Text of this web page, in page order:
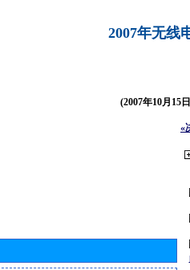
2007年无线
(2007年10月15
«